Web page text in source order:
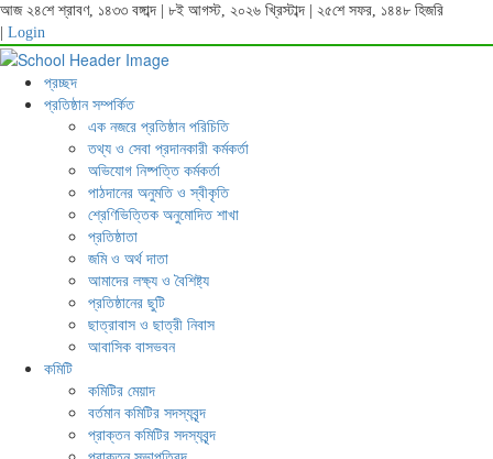
আজ ২৪শে শ্রাবণ, ১৪৩৩ বঙ্গাব্দ | ৮ই আগস্ট, ২০২৬ খ্রিস্টাব্দ | ২৫শে সফর, ১৪৪৮ হিজরি
Login
প্রচ্ছদ
প্রতিষ্ঠান সম্পর্কিত
এক নজরে প্রতিষ্ঠান পরিচিতি
তথ্য ও সেবা প্রদানকারী কর্মকর্তা
অভিযোগ নিষ্পত্তি কর্মকর্তা
পাঠদানের অনুমতি ও স্বীকৃতি
শ্রেণিভিত্তিক অনুমোদিত শাখা
প্রতিষ্ঠাতা
জমি ও অর্থ দাতা
আমাদের লক্ষ্য ও বৈশিষ্ট্য
প্রতিষ্ঠানের ছুটি
ছাত্রাবাস ও ছাত্রী নিবাস
আবাসিক বাসভবন
কমিটি
কমিটির মেয়াদ
বর্তমান কমিটির সদস্যবৃন্দ
প্রাক্তন কমিটির সদস্যবৃন্দ